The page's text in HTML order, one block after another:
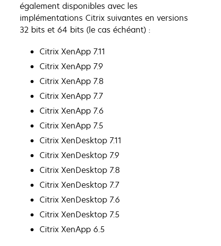
également disponibles avec les
implémentations Citrix suivantes en versions
32 bits et 64 bits (le cas échéant) :
Citrix XenApp 7.11
Citrix XenApp 7.9
Citrix XenApp 7.8
Citrix XenApp 7.7
Citrix XenApp 7.6
Citrix XenApp 7.5
Citrix XenDesktop 7.11
Citrix XenDesktop 7.9
Citrix XenDesktop 7.8
Citrix XenDesktop 7.7
Citrix XenDesktop 7.6
Citrix XenDesktop 7.5
Citrix XenApp 6.5